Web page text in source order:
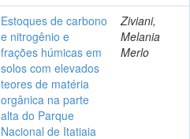
Estoques de carbono
e nitrogênio e
frações húmicas em
solos com elevados
teores de matéria
orgânica na parte
alta do Parque
Nacional de Itatiaia
Ziviani,
Melania
Merlo